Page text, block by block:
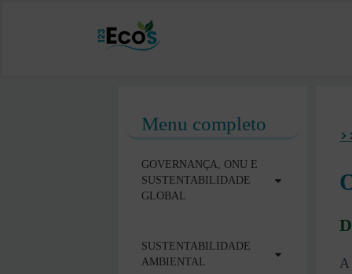
Menu completo
GOVERNANÇA, ONU E
SUSTENTABILIDADE
GLOBAL
SUSTENTABILIDADE
AMBIENTAL